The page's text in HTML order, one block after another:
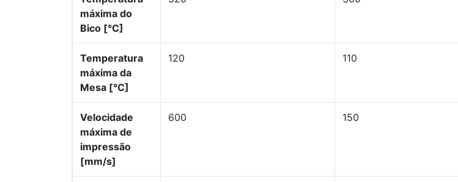
máxima do
Bico [°C]
Temperatura
máxima da
Mesa [°C]
120 110
Velocidade
máxima de
impressão
[mm/s]
600 150